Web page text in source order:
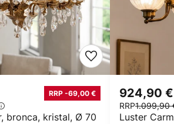
bronca, kristal, Ø 70
RRP -69,00 €
Luster
924,90 €
RRP1.099,90